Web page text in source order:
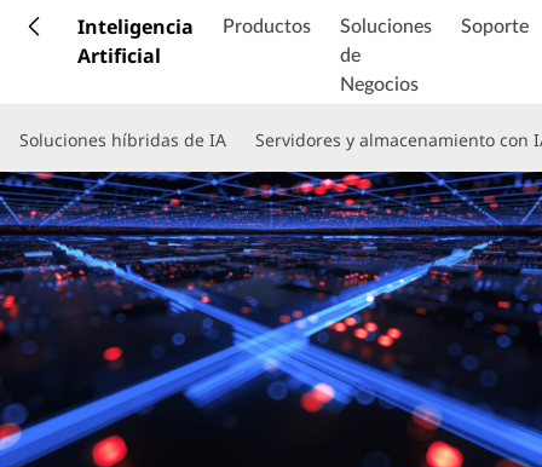
o
t
e
n
i
d
o
p
i
n
c
Inteligencia
Artificial
Productos
Soluciones
de
Negocios
Soporte
Soluciones híbridas de IA Servidores y almacenamiento con